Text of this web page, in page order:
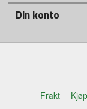
Din konto
Frakt